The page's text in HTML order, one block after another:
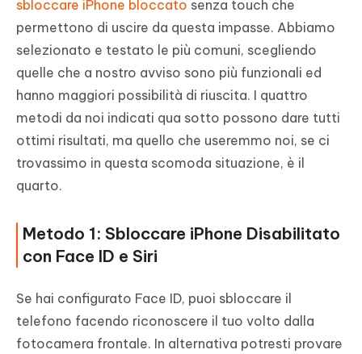
sbloccare iPhone bloccato senza touch che
permettono di uscire da questa impasse. Abbiamo
selezionato e testato le più comuni, scegliendo
quelle che a nostro avviso sono più funzionali ed
hanno maggiori possibilità di riuscita. I quattro
metodi da noi indicati qua sotto possono dare tutti
ottimi risultati, ma quello che useremmo noi, se ci
trovassimo in questa scomoda situazione, è il
quarto.
Metodo 1: Sbloccare iPhone Disabilitato
con Face ID e Siri
Se hai configurato Face ID, puoi sbloccare il
telefono facendo riconoscere il tuo volto dalla
fotocamera frontale. In alternativa potresti provare